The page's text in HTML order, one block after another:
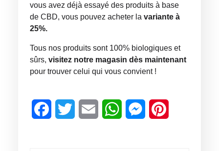
vous avez déjà essayé des produits à base
de CBD, vous pouvez acheter lavariante à
25%.
Tous nos produits sont 100% biologiques et
sûrs,visitez notre magasin dès maintenant
pour trouver celui qui vous convient !
FacebookTwitter Email WhatsAppMessenger